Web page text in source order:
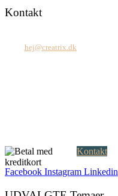
Kontakt
hej@creatrix.dk
Kontakt
Facebook Instagram Linkedin